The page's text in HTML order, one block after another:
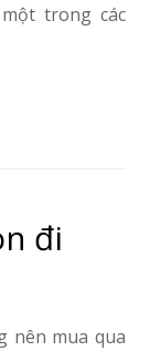
trong các
đi
nên mua qua